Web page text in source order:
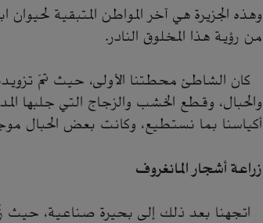
وهذه الجزيرة هي آخر المواطن المتبقية
من رؤية هذا المخلوق النادر.
كان الشاطئ محطتنا الأولى، حيث تمّ
والحبال، وقطع الخشب والزجاج التي
أكياسنا بما نستطيع، وكانت بعض الحبال
زراعة أشجار المانغروف
اتجهنا بعد ذلك إلى بحيرة صناعية، حيث